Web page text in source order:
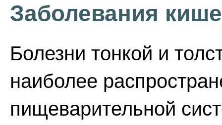
Заболевания
Болезни тонкой и
наиболее
пищеварительной